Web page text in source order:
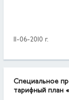
11-06-2010 г.
Специальное
тарифный план